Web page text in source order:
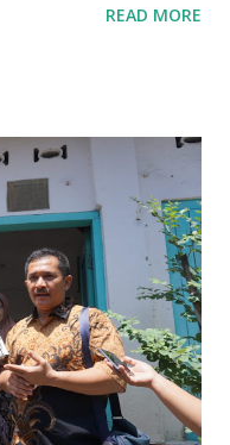
Anggota Komisi
lunak untuk mereka. "
dan
tak mengetahui ada
untuk para pelaku
serius
desa,maka saya
ucap pria yang
menyambut
mengerti kalau ada
READ MORE